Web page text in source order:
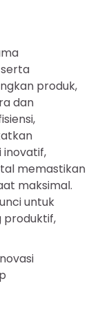
produk,
dan
inovatif,
memastikan
maksimal.
untuk
produktif,